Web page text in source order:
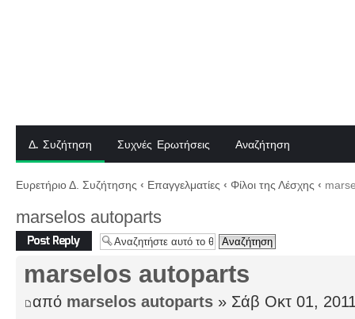
Δ. Συζήτηση Συχνές Ερωτήσεις Αναζήτηση
Ευρετήριο Δ. Συζήτησης ‹ Επαγγελματίες ‹ Φίλοι της Λέσχης ‹
marselos autoparts
Δημιουργία
απάντησης
marselos autoparts
από marselos autoparts » Σάβ Οκτ 01,